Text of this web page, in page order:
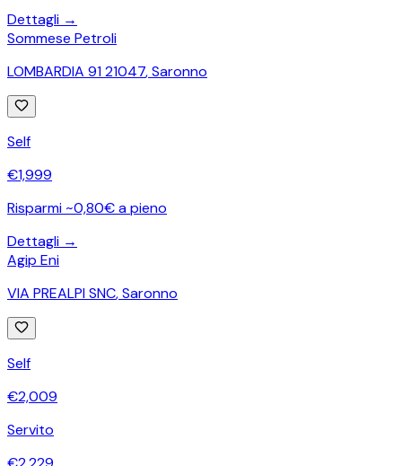
Dettagli →
Sommese Petroli
LOMBARDIA 91 21047,Saronno
Self
€1,999
Risparmi ~0,80€ a pieno
Dettagli →
Agip Eni
VIA PREALPI SNC,Saronno
Self
€2,009
Servito